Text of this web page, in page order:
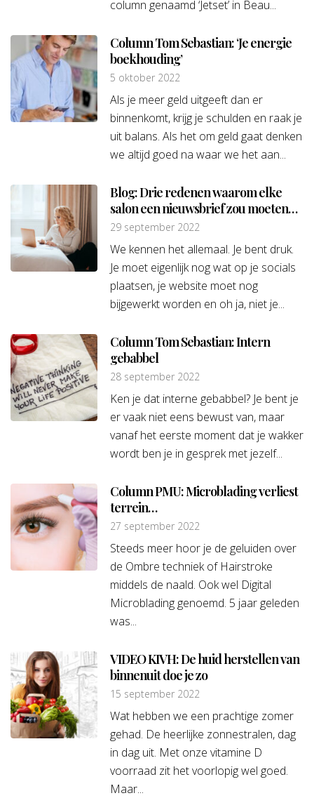
column genaamd ‘Jetset’ in Beau...
Column Tom Sebastian: ‘Je energie
boekhouding’
5 oktober 2022
Als je meer geld uitgeeft dan er
binnenkomt, krijg je schulden en raak je
uit balans. Als het om geld gaat denken
we altijd goed na waar we het aan...
Blog: Drie redenen waarom elke
salon een nieuwsbrief zou moeten
hebben
29 september 2022
We kennen het allemaal. Je bent druk.
Je moet eigenlijk nog wat op je socials
plaatsen, je website moet nog
bijgewerkt worden en oh ja, niet je...
Column Tom Sebastian: Intern
gebabbel
28 september 2022
Ken je dat interne gebabbel? Je bent je
er vaak niet eens bewust van, maar
vanaf het eerste moment dat je wakker
wordt ben je in gesprek met jezelf...
Column PMU: Microblading verliest
terrein…
27 september 2022
Steeds meer hoor je de geluiden over
de Ombre techniek of Hairstroke
middels de naald. Ook wel Digital
Microblading genoemd. 5 jaar geleden
was...
VIDEO KIVH: De huid herstellen van
binnenuit doe je zo
15 september 2022
Wat hebben we een prachtige zomer
gehad. De heerlijke zonnestralen, dag
in dag uit. Met onze vitamine D
voorraad zit het voorlopig wel goed.
Maar...